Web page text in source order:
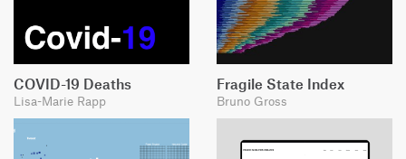
COVID-19 Deaths
Lisa-Marie Rapp
Fragile State Index
Bruno Gross